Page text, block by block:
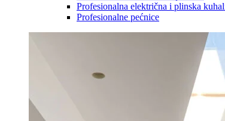
Profesionalna električna i plinska
Profesionalne pećnice